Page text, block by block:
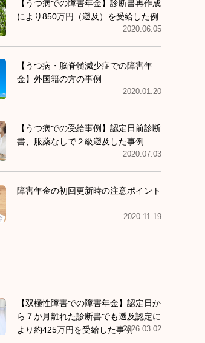
【うつ病での障害年金】診断書再作成
により850万円（遡及）を受給した例
2020.06.05
【うつ病・脳脊髄減少症での障害年
金】外国籍の方の事例
2020.01.20
【うつ病での受給事例】認定日前診断
書、服薬なしで２級遡及した事例
2020.07.03
障害年金の初回更新時の注意ポイント
2020.11.19
【双極性障害での障害年金】認定日か
ら７か月離れた診断書でも遡及認定に
より約425万円を受給した事例2026.03.02